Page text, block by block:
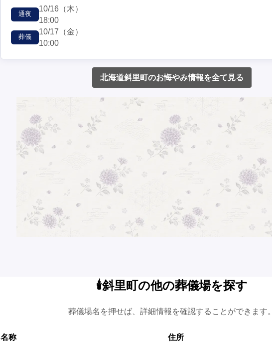
通夜
10/16 （木）
18:00
葬儀
10/17 （金）
10:00
北海道斜里町のお悔やみ情報を全て見る
🕯️斜里町の他の葬儀場を探す
葬儀場名を押せば、詳細情報を確認することができます。
名称 住所